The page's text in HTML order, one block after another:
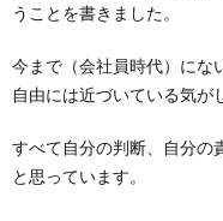
うことを書きました。
今まで（会社員時代）にな
自由には近づいている気が
すべて自分の判断、自分の
と思っています。